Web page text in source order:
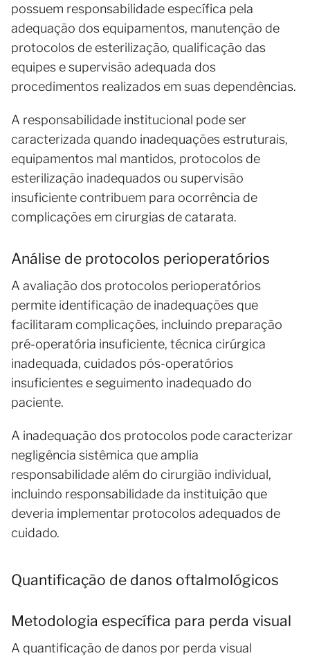
possuem responsabilidade específica pela
adequação dos equipamentos, manutenção de
protocolos de esterilização, qualificação das
equipes e supervisão adequada dos
procedimentos realizados em suas dependências.
A responsabilidade institucional pode ser
caracterizada quando inadequações estruturais,
equipamentos mal mantidos, protocolos de
esterilização inadequados ou supervisão
insuficiente contribuem para ocorrência de
complicações em cirurgias de catarata.
Análise de protocolos perioperatórios
A avaliação dos protocolos perioperatórios
permite identificação de inadequações que
facilitaram complicações, incluindo preparação
pré-operatória insuficiente, técnica cirúrgica
inadequada, cuidados pós-operatórios
insuficientes e seguimento inadequado do
paciente.
A inadequação dos protocolos pode caracterizar
negligência sistêmica que amplia
responsabilidade além do cirurgião individual,
incluindo responsabilidade da instituição que
deveria implementar protocolos adequados de
cuidado.
Quantificação de danos oftalmológicos
Metodologia específica para perda visual
A quantificação de danos por perda visual